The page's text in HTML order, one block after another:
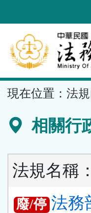
到
要
內
容
區
現在位置： 法
相關行
法規名稱：
廢/停 法務